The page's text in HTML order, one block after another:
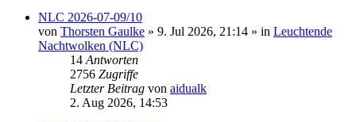
NLC 2026-07-09/10
von Thorsten Gaulke » 9. Jul 2026, 21:14 » in Leuchtende
Nachtwolken (NLC)
14 Antworten
2756 Zugriffe
Letzter Beitrag von aidualk
2. Aug 2026, 14:53